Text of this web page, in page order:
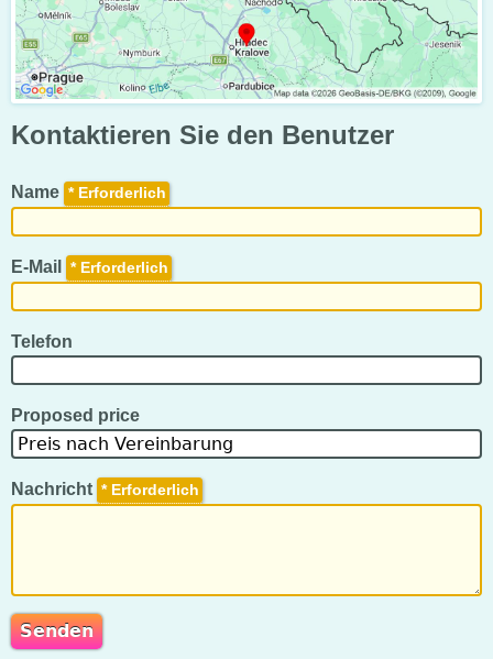
Kontaktieren Sie den Benutzer
Name *
E-Mail *
Telefon
Proposed price
Nachricht *